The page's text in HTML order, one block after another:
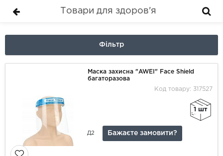
Товари для здоров'я
Фільтр
Маска захисна "AWEI" Face Shield
багаторазова
Код товару: 317527
1 шт
Д2 Бажаєте замовити?